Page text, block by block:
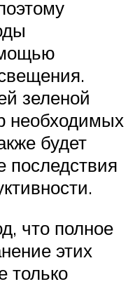
зеленой
необходимых
будет
последствия
что полное
этих
только